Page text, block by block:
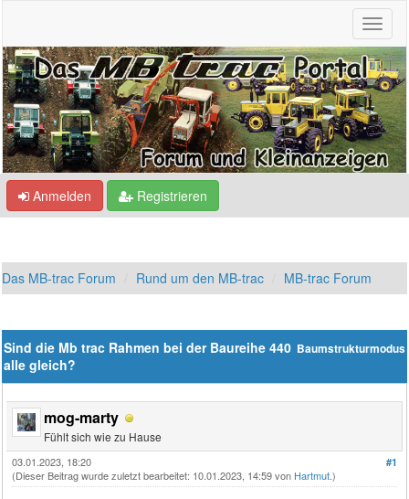
Anmelden Registrieren
Das MB-trac Forum Rund um den MB-trac MB-trac Forum
Baumstrukturmodus
Sind die Mb trac Rahmen bei der Baureihe 440
alle gleich?
mog-marty
Fühlt sich wie zu Hause
#1
03.01.2023, 18:20
(Dieser Beitrag wurde zuletzt bearbeitet: 10.01.2023, 14:59 von Hartmut.)